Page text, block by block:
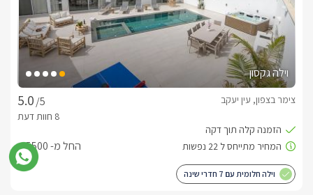
וילה גקסון
/5
צימר בצפון, עין יעקב
החל מ- ₪5500
וילה חלומית עם 7 חדרי שינה